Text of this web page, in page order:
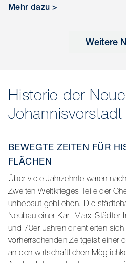
Standsicherheit gewährleistet
Feinzwurzeln zum wachsen anregt. Die zwei Linden
Mehr dazu >
Weitere
Historie der
Johannisvorstadt
BEWEGTE ZEITEN FÜR
FLÄCHEN
Über viele Jahrzehnte waren
Zweiten Weltkrieges Teile der
unbebaut geblieben. Die
Neubau einer Karl-Marx-
und 70er Jahren orientierten
vorherrschenden Zeitgeist einer
an den wirtschaftlichen